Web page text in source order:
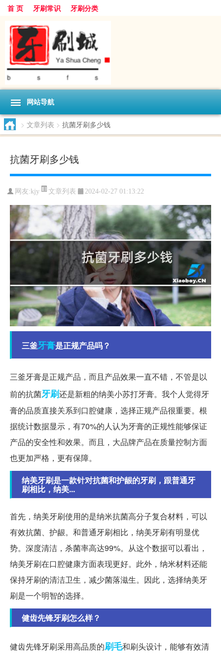
首 页 牙刷常识 牙刷分类
网站导航
> 文章列表 > 抗菌牙刷多少钱
抗菌牙刷多少钱
网友: kjy 文章列表 2024-02-27 01:13:22
三釜牙膏是正规产品吗？
三釜牙膏是正规产品，而且产品效果一直不错，不管是以
前的抗菌牙刷还是新粗的纳美小苏打牙膏。我个人觉得牙
膏的品质直接关系到口腔健康，选择正规产品很重要。根
据统计数据显示，有70%的人认为牙膏的正规性能够保证
产品的安全性和效果。而且，大品牌产品在质量控制方面
也更加严格，更有保障。
纳美牙刷是一款针对抗菌和护龈的牙刷，跟普通牙
刷相比，纳美...
首先，纳美牙刷使用的是纳米抗菌高分子复合材料，可以
有效抗菌、护龈。和普通牙刷相比，纳美牙刷有明显优
势。深度清洁，杀菌率高达99%。从这个数据可以看出，
纳美牙刷在口腔健康方面表现更好。此外，纳米材料还能
保持牙刷的清洁卫生，减少菌落滋生。因此，选择纳美牙
刷是一个明智的选择。
健齿先锋牙刷怎么样？
健齿先锋牙刷采用高品质的刷毛和刷头设计，能够有效清